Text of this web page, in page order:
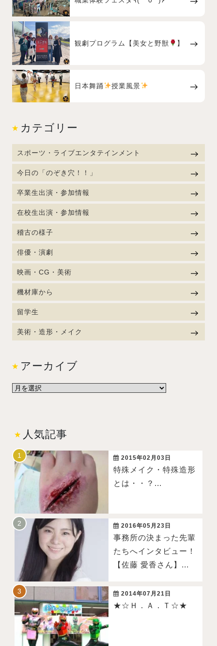
観劇プログラム【美女と野獣 】
日本舞踊 授業風景
カテゴリー
スポーツ・ライブエンタテインメント
今日の「のぞき穴！！」
卒業生出演・参加情報
在校生出演・参加情報
稽古の様子
俳優・演劇
映画・CG・美術
機材庫から
留学生
美術・造形・メイク
アーカイブ
人気記事
2015年02月03日
特殊メイク・特殊造形
とは・・？...
2016年05月23日
事務所の決まった先輩
たちへインタビュー！
【佐藤 愛香さん】...
2014年07月21日
★☆Ｈ．Ａ．Ｔ☆★